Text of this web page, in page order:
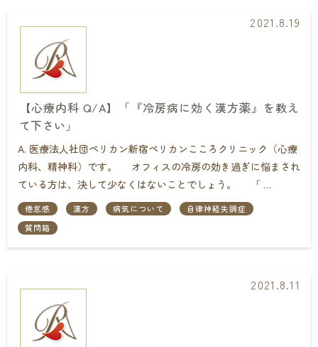
2021.8.19
【心療内科 Q/A】「『冷房病に効く漢方薬』を教え
て下さい」
A. 医療法人社団ペリカン新宿ペリカンこころクリニック（心療
内科、精神科）です。 オフィスの冷房の効き過ぎに悩まされ
ている方は、決して少なくはないことでしょう。 「 …
倦怠感 漢方 病気について
自律神経失調症
質問箱
2021.8.11